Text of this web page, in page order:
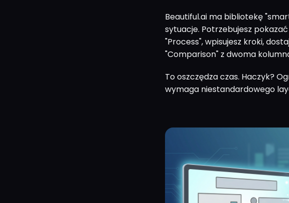
Beautiful.ai ma bibliotekę
sytuacje. Potrzebujesz
"Process", wpisujesz kroki,
"Comparison" z dwoma
To oszczędza czas. Haczyk?
wymaga niestandardowego